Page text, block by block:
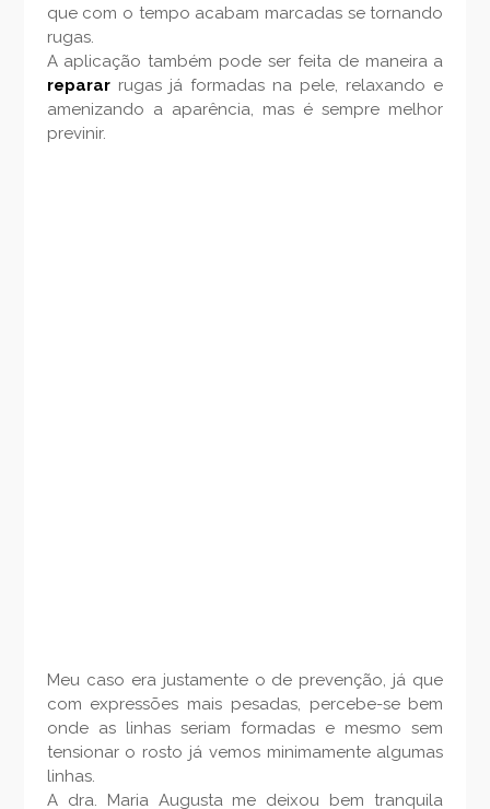
que com o tempo acabam marcadas se tornando
rugas.
A aplicação também pode ser feita de maneira a
repararrugas já formadas na pele, relaxando e
amenizando a aparência, mas é sempre melhor
previnir.
Meu caso era justamente o de prevenção, já que
com expressões mais pesadas, percebe-se bem
onde as linhas seriam formadas e mesmo sem
tensionar o rosto já vemos minimamente algumas
linhas.
A dra. Maria Augusta me deixou bem tranquila